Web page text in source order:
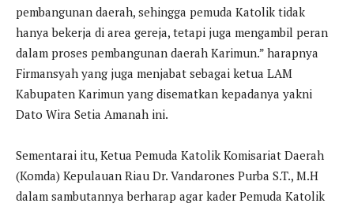
pembangunan daerah, sehingga pemuda Katolik tidak
hanya bekerja di area gereja, tetapi juga mengambil peran
dalam proses pembangunan daerah Karimun.” harapnya
Firmansyah yang juga menjabat sebagai ketua LAM
Kabupaten Karimun yang disematkan kepadanya yakni
Dato Wira Setia Amanah ini.
Sementarai itu, Ketua Pemuda Katolik Komisariat Daerah
(Komda) Kepulauan Riau Dr. Vandarones Purba S.T., M.H
dalam sambutannya berharap agar kader Pemuda Katolik